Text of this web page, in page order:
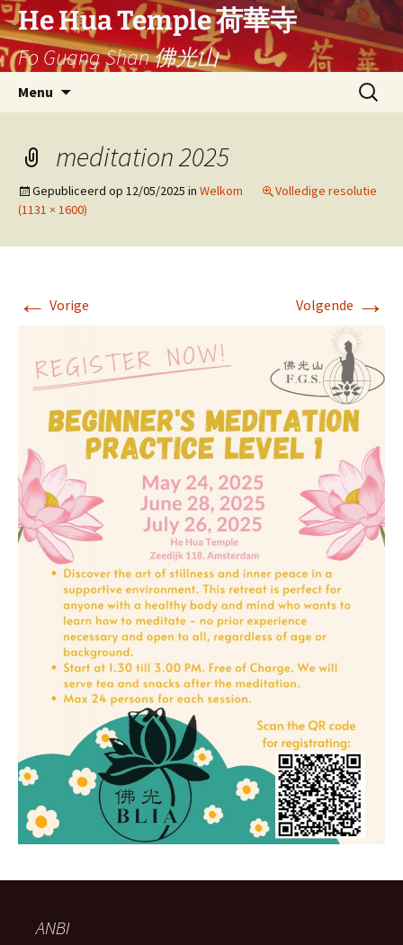
Ga
naar
de
inhoud
He Hua Temple 荷華寺
Fo Guang Shan 佛光山
Menu
Search
for:
meditation 2025
Gepubliceerd op 12/05/2025 in Welkom
Volledige resolutie
(1131 × 1600)
← Vorige Volgende →
ANBI